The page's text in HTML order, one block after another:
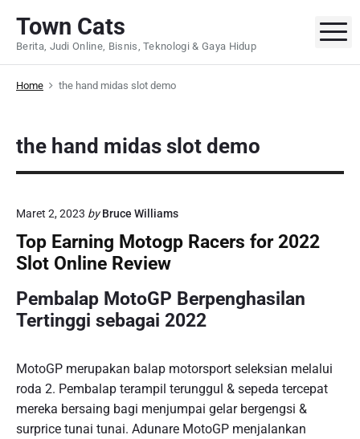
p
Town Cats
Berita, Judi Online, Bisnis, Teknologi & Gaya Hidup
Home the hand midas slot demo
the hand midas slot demo
Maret 2, 2023 by Bruce Williams
Top Earning Motogp Racers for 2022
Slot Online Review
Pembalap MotoGP Berpenghasilan
Tertinggi sebagai 2022
MotoGP merupakan balap motorsport seleksian melalui
roda 2. Pembalap terampil terunggul & sepeda tercepat
mereka bersaing bagi menjumpai gelar bergengsi &
surprice tunai tunai. Adunare MotoGP menjalankan